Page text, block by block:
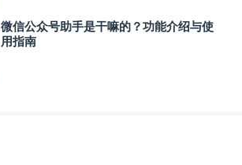
微信公众号助手是干嘛的？功能介绍与使
用指南